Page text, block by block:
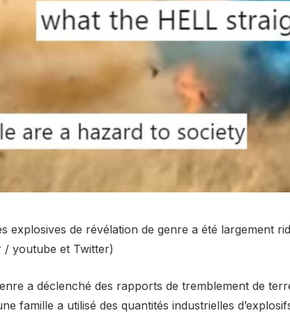
explosives de révélation de genre a été largement
/ youtube et Twitter)
a déclenché des rapports de tremblement de
famille a utilisé des quantités industrielles